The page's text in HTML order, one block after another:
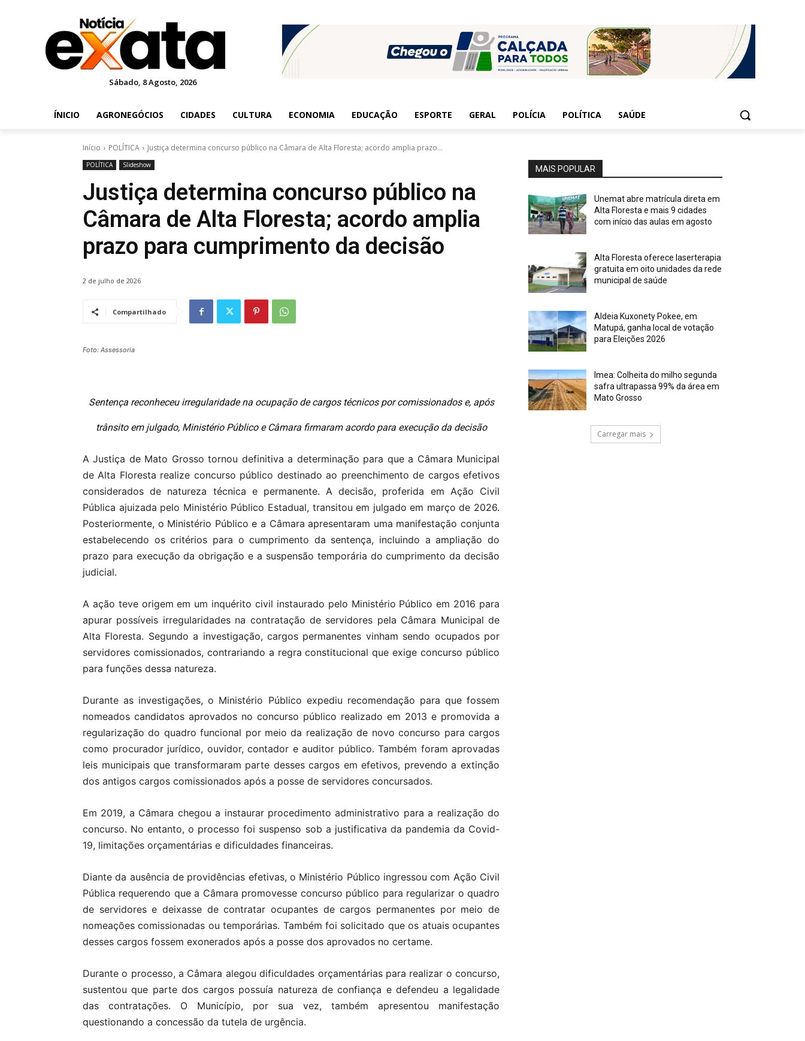
Sábado, 8 Agosto, 2026
ÍNICIO AGRONEGÓCIOS CIDADES CULTURA ECONOMIA EDUCAÇÃO ESPORTE GERAL POLÍCIA POLÍTICA SAÚDE
Início POLÍTICA Justiça determina concurso público na Câmara de Alta Floresta; acordo amplia prazo...
POLÍTICA Slideshow
Justiça determina concurso público na
Câmara de Alta Floresta; acordo amplia
prazo para cumprimento da decisão
2 de julho de 2026
Compartilhado
Foto: Assessoria
Sentença reconheceu irregularidade na ocupação de cargos técnicos por comissionados e, após
trânsito em julgado, Ministério Público e Câmara firmaram acordo para execução da decisão
A Justiça de Mato Grosso tornou definitiva a determinação para que a Câmara Municipal
de Alta Floresta realize concurso público destinado ao preenchimento de cargos efetivos
considerados de natureza técnica e permanente. A decisão, proferida em Ação Civil
Pública ajuizada pelo Ministério Público Estadual, transitou em julgado em março de 2026.
Posteriormente, o Ministério Público e a Câmara apresentaram uma manifestação conjunta
estabelecendo os critérios para o cumprimento da sentença, incluindo a ampliação do
prazo para execução da obrigação e a suspensão temporária do cumprimento da decisão
judicial.
A ação teve origem em um inquérito civil instaurado pelo Ministério Público em 2016 para
apurar possíveis irregularidades na contratação de servidores pela Câmara Municipal de
Alta Floresta. Segundo a investigação, cargos permanentes vinham sendo ocupados por
servidores comissionados, contrariando a regra constitucional que exige concurso público
para funções dessa natureza.
Durante as investigações, o Ministério Público expediu recomendação para que fossem
nomeados candidatos aprovados no concurso público realizado em 2013 e promovida a
regularização do quadro funcional por meio da realização de novo concurso para cargos
como procurador jurídico, ouvidor, contador e auditor público. Também foram aprovadas
leis municipais que transformaram parte desses cargos em efetivos, prevendo a extinção
dos antigos cargos comissionados após a posse de servidores concursados.
Em 2019, a Câmara chegou a instaurar procedimento administrativo para a realização do
concurso. No entanto, o processo foi suspenso sob a justificativa da pandemia da Covid-
19, limitações orçamentárias e dificuldades financeiras.
Diante da ausência de providências efetivas, o Ministério Público ingressou com Ação Civil
Pública requerendo que a Câmara promovesse concurso público para regularizar o quadro
de servidores e deixasse de contratar ocupantes de cargos permanentes por meio de
nomeações comissionadas ou temporárias. Também foi solicitado que os atuais ocupantes
desses cargos fossem exonerados após a posse dos aprovados no certame.
Durante o processo, a Câmara alegou dificuldades orçamentárias para realizar o concurso,
sustentou que parte dos cargos possuía natureza de confiança e defendeu a legalidade
das contratações. O Município, por sua vez, também apresentou manifestação
questionando a concessão da tutela de urgência.
MAIS POPULAR
Unemat abre matrícula direta em
Alta Floresta e mais 9 cidades
com início das aulas em agosto
Alta Floresta oferece laserterapia
gratuita em oito unidades da rede
municipal de saúde
Aldeia Kuxonety Pokee, em
Matupá, ganha local de votação
para Eleições 2026
Imea: Colheita do milho segunda
safra ultrapassa 99% da área em
Mato Grosso
Carregar mais